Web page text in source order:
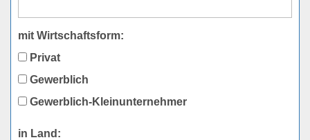
mit Wirtschaftsform:
Privat
Gewerblich
Gewerblich-Kleinunternehmer
in Land: